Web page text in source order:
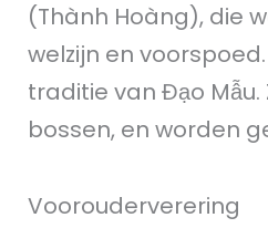
(Thành Hoàng), die
welzijn en
traditie van Đạo
bossen, en worden
Voorouderverering